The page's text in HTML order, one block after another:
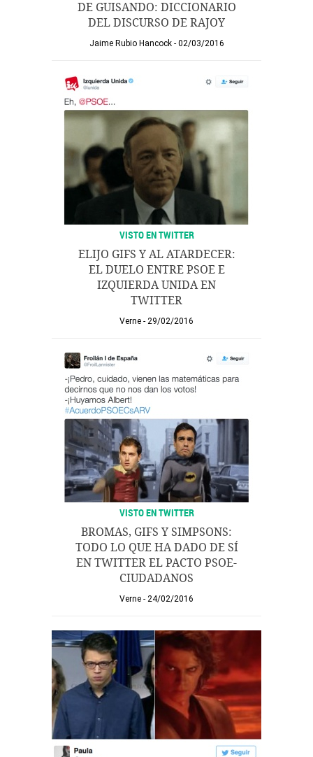
DE GUISANDO: DICCIONARIO
DEL DISCURSO DE RAJOY
Jaime Rubio Hancock 02/03/2016
VISTO EN TWITTER
ELIJO GIFS Y AL ATARDECER:
EL DUELO ENTRE PSOE E
IZQUIERDA UNIDA EN
TWITTER
Verne 29/02/2016
VISTO EN TWITTER
BROMAS, GIFS Y SIMPSONS:
TODO LO QUE HA DADO DE SÍ
EN TWITTER EL PACTO PSOE-
CIUDADANOS
Verne 24/02/2016